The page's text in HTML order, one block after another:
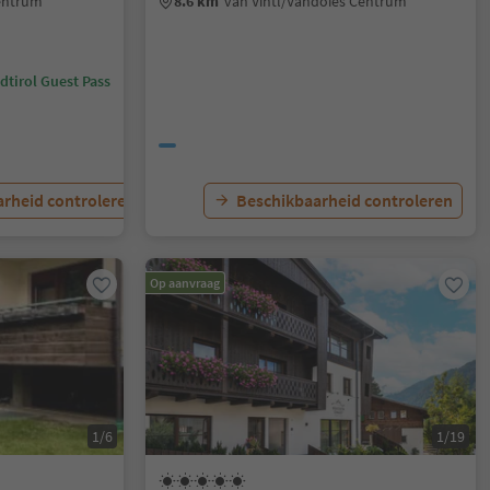
Guest Pass
controleren Beschikbaarheid controleren
1/6
Op aanvraag
1/19